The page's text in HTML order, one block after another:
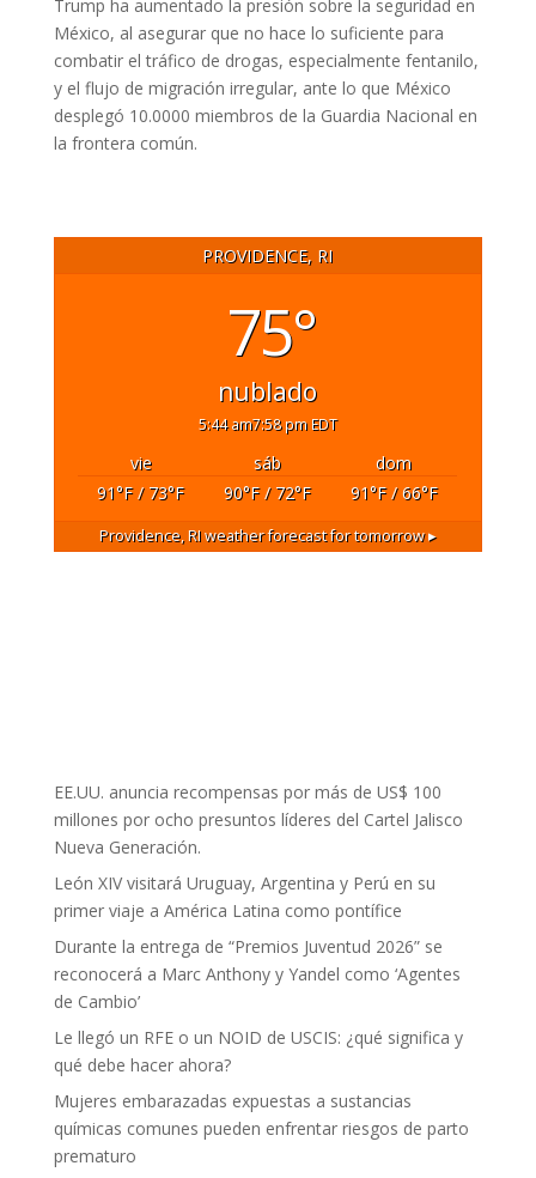
Trump ha aumentado la presión sobre la seguridad en
México, al asegurar que no hace lo suficiente para
combatir el tráfico de drogas, especialmente fentanilo,
y el flujo de migración irregular, ante lo que México
desplegó 10.0000 miembros de la Guardia Nacional en
la frontera común.
PROVIDENCE, RI
75°
nublado
5:44 am7:58 pm EDT
vie sáb
dom
91°F/ 73°F 90°F/ 72°F 91°F/ 66°F
Providence, RIweather forecast for tomorrow ▸
EE.UU. anuncia recompensas por más de US$ 100
millones por ocho presuntos líderes del Cartel Jalisco
Nueva Generación.
León XIV visitará Uruguay, Argentina y Perú en su
primer viaje a América Latina como pontífice
Durante la entrega de “Premios Juventud 2026” se
reconocerá a Marc Anthony y Yandel como ‘Agentes
de Cambio’
Le llegó un RFE o un NOID de USCIS: ¿qué significa y
qué debe hacer ahora?
Mujeres embarazadas expuestas a sustancias
químicas comunes pueden enfrentar riesgos de parto
prematuro